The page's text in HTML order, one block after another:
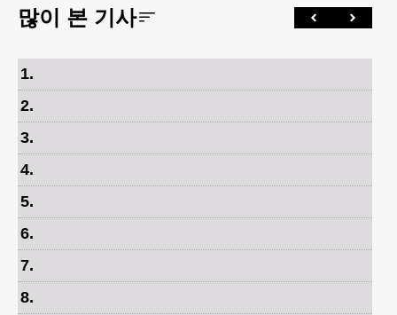
많이 본 기사
1.
2.
3.
4.
5.
6.
7.
8.